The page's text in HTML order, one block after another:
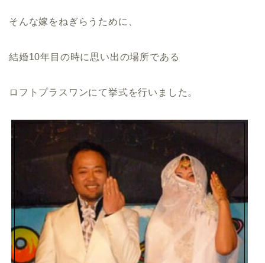
そんな嫁をねぎらうために、
結婚10年目の時に思い出の場所である
ロフトプラスワンにて挙式を行いました。